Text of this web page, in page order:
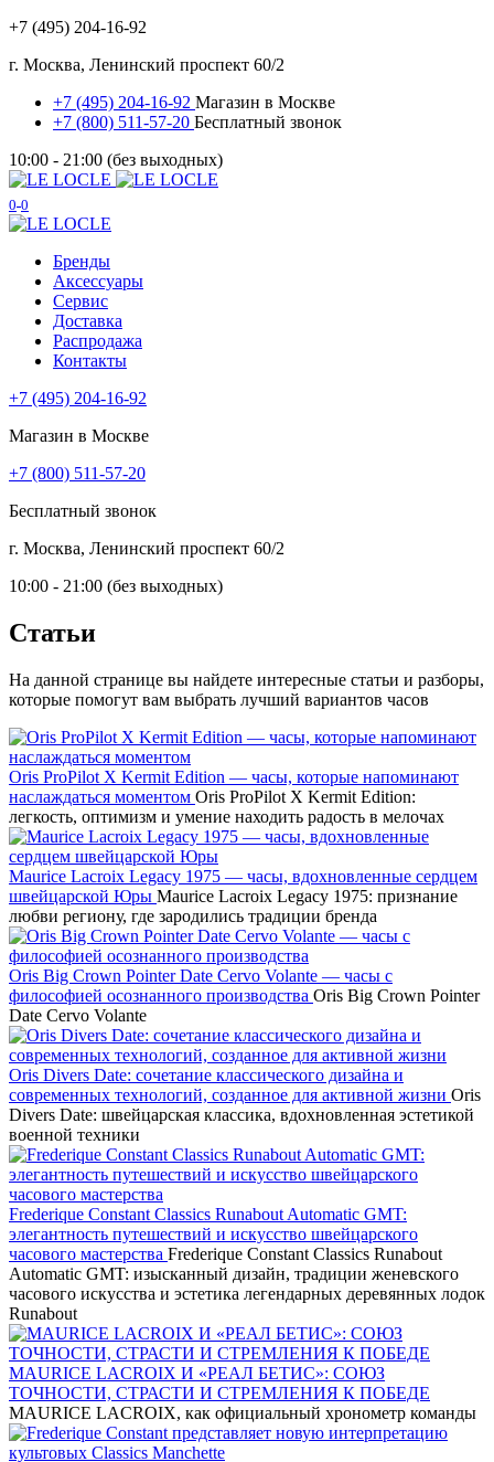
+7 (495) 204-16-92
г. Москва, Ленинский проспект 60/2
+7 (495) 204-16-92 Магазин в Москве
+7 (800) 511-57-20 Бесплатный звонок
10:00 - 21:00 (без выходных)
0 0
Бренды
Аксессуары
Сервис
Доставка
Распродажа
Контакты
+7 (495) 204-16-92
Магазин в Москве
+7 (800) 511-57-20
Бесплатный звонок
г. Москва, Ленинский проспект 60/2
10:00 - 21:00 (без выходных)
Статьи
На данной странице вы найдете интересные статьи и разборы,
которые помогут вам выбрать лучший вариантов часов
Oris ProPilot X Kermit Edition — часы, которые напоминают
наслаждаться моментом Oris ProPilot X Kermit Edition:
легкость, оптимизм и умение находить радость в мелочах
Maurice Lacroix Legacy 1975 — часы, вдохновленные сердцем
швейцарской Юры Maurice Lacroix Legacy 1975: признание
любви региону, где зародились традиции бренда
Oris Big Crown Pointer Date Cervo Volante — часы с
философией осознанного производства Oris Big Crown Pointer
Date Cervo Volante
Oris Divers Date: сочетание классического дизайна и
современных технологий, созданное для активной жизни Oris
Divers Date: швейцарская классика, вдохновленная эстетикой
военной техники
Frederique Constant Classics Runabout Automatic GMT:
элегантность путешествий и искусство швейцарского
часового мастерства Frederique Constant Classics Runabout
Automatic GMT: изысканный дизайн, традиции женевского
часового искусства и эстетика легендарных деревянных лодок
Runabout
MAURICE LACROIX И «РЕАЛ БЕТИС»: СОЮЗ
ТОЧНОСТИ, СТРАСТИ И СТРЕМЛЕНИЯ К ПОБЕДЕ
MAURICE LACROIX, как официальный хронометр команды